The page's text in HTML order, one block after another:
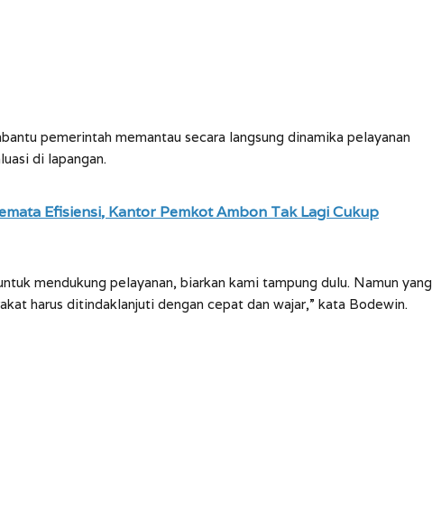
pemerintah memantau secara langsung dinamika pelayanan
di lapangan.
Efisiensi, Kantor Pemkot Ambon Tak Lagi Cukup
mendukung pelayanan, biarkan kami tampung dulu. Namun yang
harus ditindaklanjuti dengan cepat dan wajar,” kata Bodewin.